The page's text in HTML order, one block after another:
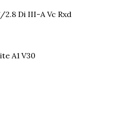
2.8 Di III-A Vc Rxd
A1 V30